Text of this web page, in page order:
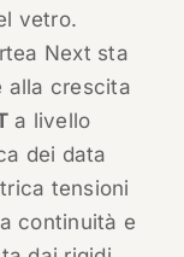
vetro.
Next sta
alla crescita
a livello
dei data
tensioni
continuità e